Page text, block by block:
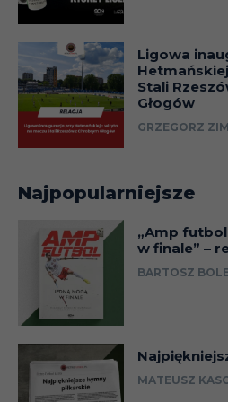
Ligowa
Stali
Głogów
GRZEGORZ
Najpopularniejsze
„Amp
w finale” –
BARTOSZ
MATEUSZ